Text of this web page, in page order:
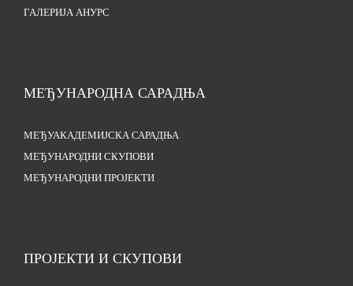
ГАЛЕРИЈА АНУРС
МЕЂУНАРОДНА САРАДЊА
МЕЂУАКАДЕМИЈСКА САРАДЊА
МЕЂУНАРОДНИ СКУПОВИ
МЕЂУНАРОДНИ ПРОЈЕКТИ
ПРОЈЕКТИ И СКУПОВИ